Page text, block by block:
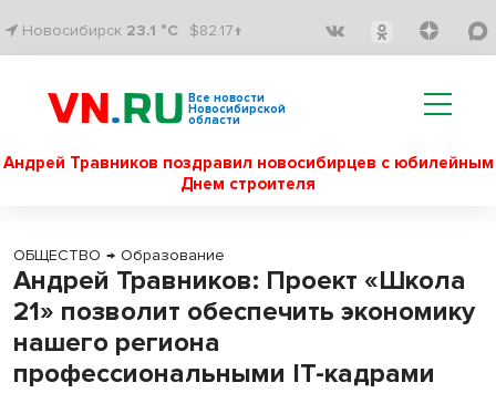
Новосибирск 23.1 °C $82.17↑
Все новости
Новосибирской
области
Андрей Травников поздравил новосибирцев с юбилейным
Днем строителя
ОБЩЕСТВО → Образование
Андрей Травников: Проект «Школа
21» позволит обеспечить экономику
нашего региона
профессиональными IT-кадрами